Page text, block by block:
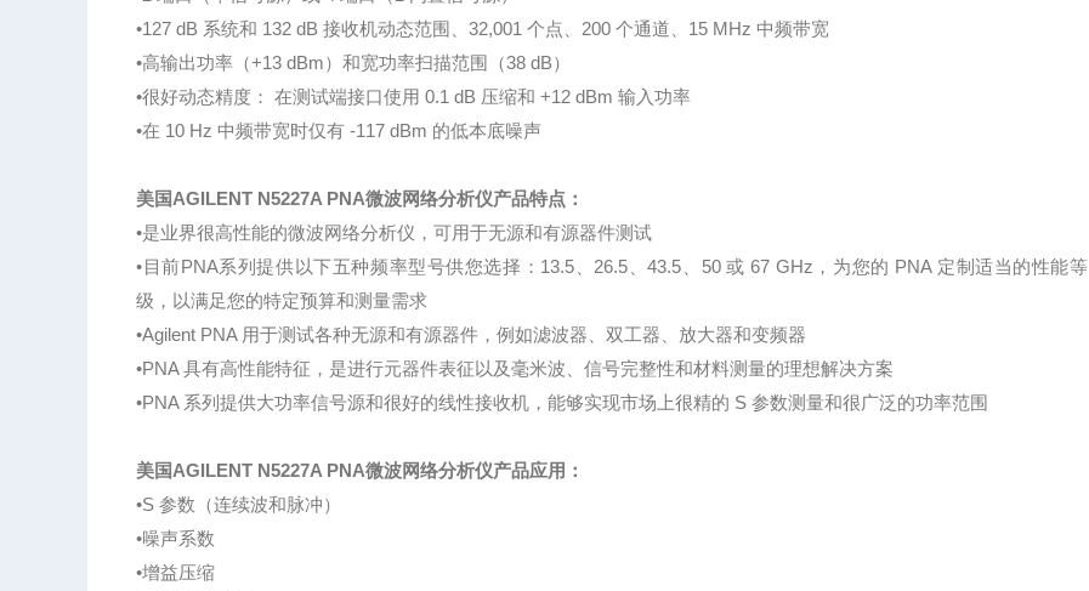
•127 dB 系统和 132 dB 接收机动态范围、32,001 个点、200 个通道、15 MHz 中频带宽
•高输出功率（+13 dBm）和宽功率扫描范围（38 dB）
•很好动态精度： 在测试端接口使用 0.1 dB 压缩和 +12 dBm 输入功率
•在 10 Hz 中频带宽时仅有 -117 dBm 的低本底噪声
美国AGILENT N5227A PNA微波网络分析仪产品特点：
•是业界很高性能的微波网络分析仪，可用于无源和有源器件测试
•目前PNA系列提供以下五种频率型号供您选择：13.5、26.5、43.5、50 或 67 GHz，为您的 PNA 定制适当的性能等
级，以满足您的特定预算和测量需求
•Agilent PNA 用于测试各种无源和有源器件，例如滤波器、双工器、放大器和变频器
•PNA 具有高性能特征，是进行元器件表征以及毫米波、信号完整性和材料测量的理想解决方案
•PNA 系列提供大功率信号源和很好的线性接收机，能够实现市场上很精的 S 参数测量和很广泛的功率范围
美国AGILENT N5227A PNA微波网络分析仪产品应用：
•S 参数（连续波和脉冲）
•噪声系数
•增益压缩